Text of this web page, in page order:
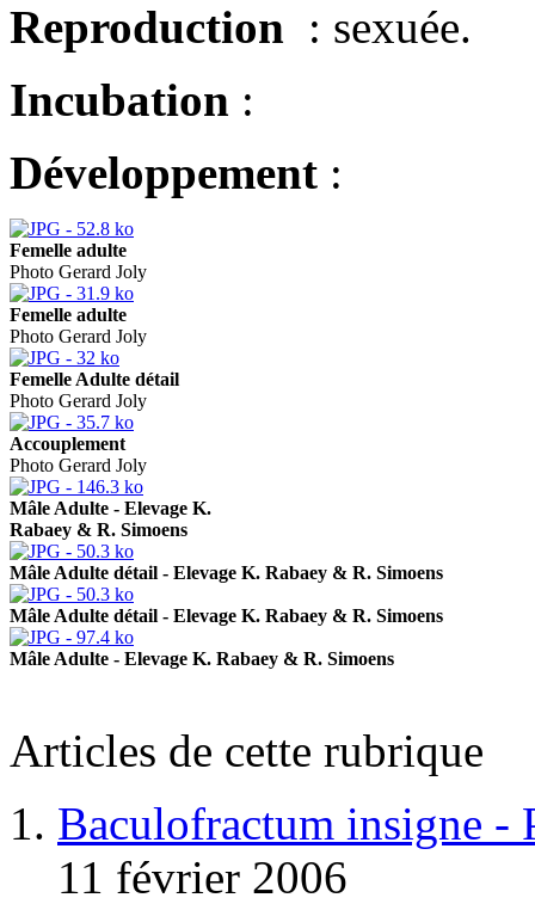
Reproduction : sexuée.
Incubation :
Développement :
Femelle adulte
Photo Gerard Joly
Femelle adulte
Photo Gerard Joly
Femelle Adulte détail
Photo Gerard Joly
Accouplement
Photo Gerard Joly
Mâle Adulte - Elevage K.
Rabaey & R. Simoens
Mâle Adulte détail - Elevage K. Rabaey & R. Simoens
Mâle Adulte détail - Elevage K. Rabaey & R. Simoens
Mâle Adulte - Elevage K. Rabaey & R. Simoens
Articles de cette rubrique
Baculofractum insigne -
11 février 2006